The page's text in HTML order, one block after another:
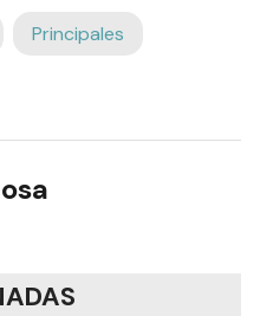
Principales